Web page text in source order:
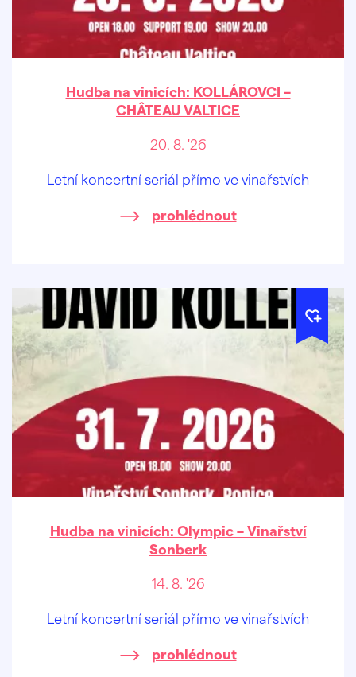
Hudba na vinicích: KOLLÁROVCI –
CHÂTEAU VALTICE
20. 8. '26
Letní koncertní seriál přímo ve vinařstvích
prohlédnout
Hudba na vinicích: Olympic – Vinařství
Sonberk
14. 8. '26
Letní koncertní seriál přímo ve vinařstvích
prohlédnout